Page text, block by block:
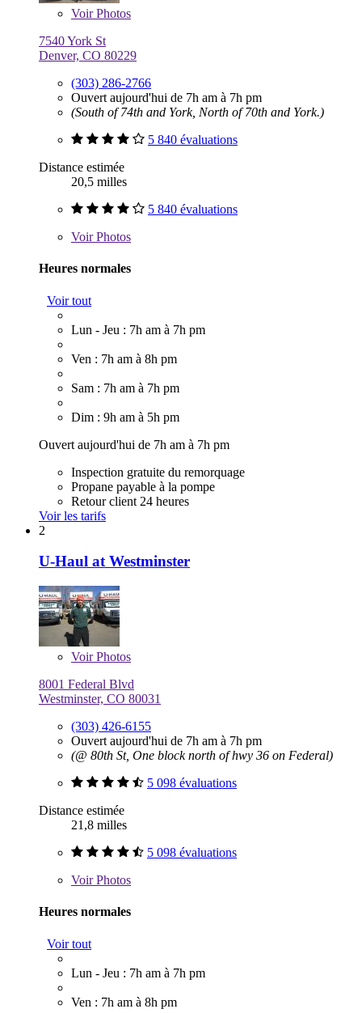
VoirPhotos
7540 York St
Denver, CO 80229
(303) 286-2766
Ouvert aujourd'hui de 7h am à 7h pm
(South of 74th and York, North of 70th and York.)
5 840 évaluations
Distance estimée
20,5 milles
5 840 évaluations
VoirPhotos
Heures normales
Voir tout
Lun - Jeu : 7h am à 7h pm
Ven : 7h am à 8h pm
Sam : 7h am à 7h pm
Dim : 9h am à 5h pm
Ouvert aujourd'hui de 7h am à 7h pm
Inspection gratuite du remorquage
Propane payable à la pompe
Retour client 24 heures
Voir les tarifs
2
U-Haul at Westminster
VoirPhotos
8001 Federal Blvd
Westminster, CO 80031
(303) 426-6155
Ouvert aujourd'hui de 7h am à 7h pm
(@ 80th St, One block north of hwy 36 on Federal)
5 098 évaluations
Distance estimée
21,8 milles
5 098 évaluations
VoirPhotos
Heures normales
Voir tout
Lun - Jeu : 7h am à 7h pm
Ven : 7h am à 8h pm